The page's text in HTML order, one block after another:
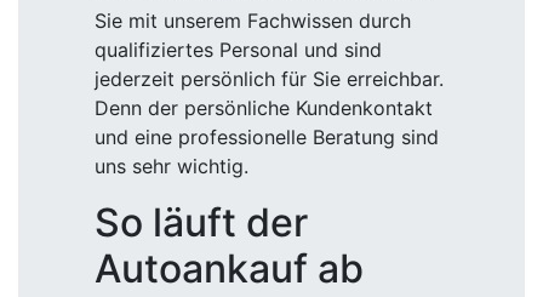
Sie mit unserem Fachwissen durch
qualifiziertes Personal und sind
jederzeit persönlich für Sie erreichbar.
Denn der persönliche Kundenkontakt
und eine professionelle Beratung sind
uns sehr wichtig.
So läuft der
Autoankauf ab